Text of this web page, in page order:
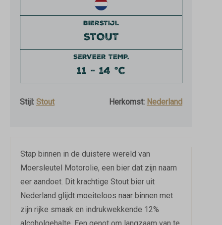
BIERSTIJL
STOUT
SERVEER TEMP.
11 - 14 °C
Stijl: Stout Herkomst: Nederland
Stap binnen in de duistere wereld van
Moersleutel Motorolie, een bier dat zijn naam
eer aandoet. Dit krachtige Stout bier uit
Nederland glijdt moeiteloos naar binnen met
zijn rijke smaak en indrukwekkende 12%